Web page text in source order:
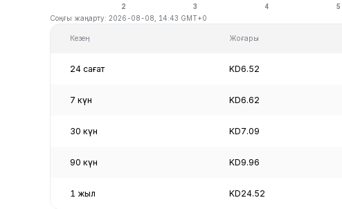
Соңғы жаңарту: 2026-08-08, 14:43 GMT+0
Кезең Жоғары
24 сағат KD6.52
7 күн KD6.62
30 күн KD7.09
90 күн KD9.96
1 жыл KD24.52